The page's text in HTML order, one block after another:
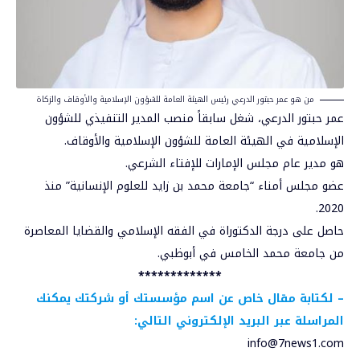
من هو عمر حبتور الدرعي رئيس الهيئة العامة للشؤون الإسلامية والأوقاف والزكاة
عمر حبتور الدرعي، شغل سابقاً منصب المدير التنفيذي للشؤون
الإسلامية في الهيئة العامة للشؤون الإسلامية والأوقاف.
هو مدير عام مجلس الإمارات للإفتاء الشرعي.
عضو مجلس أمناء “جامعة محمد بن زايد للعلوم الإنسانية” منذ
2020.
حاصل على درجة الدكتوراة في الفقه الإسلامي والقضايا المعاصرة
من جامعة محمد الخامس في أبوظبي.
*************
– لكتابة مقال خاص عن اسم مؤسستك أو شركتك يمكنك
المراسلة عبر البريد الإلكتروني التالي:
info@7news1.com